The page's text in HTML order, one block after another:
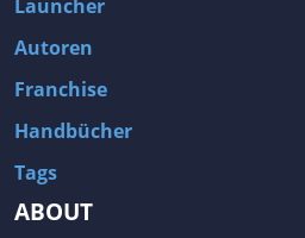
Launcher
Autoren
Franchise
Handbücher
Tags
ABOUT